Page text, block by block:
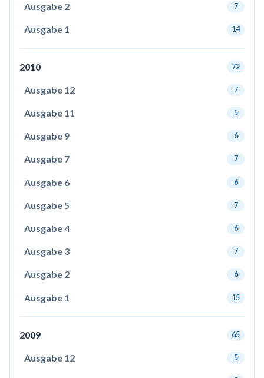
Ausgabe 2 7
Ausgabe 1 14
2010 72
Ausgabe 12 7
Ausgabe 11 5
Ausgabe 9 6
Ausgabe 7 7
Ausgabe 6 6
Ausgabe 5 7
Ausgabe 4 6
Ausgabe 3 7
Ausgabe 2 6
Ausgabe 1 15
2009 65
Ausgabe 12 5